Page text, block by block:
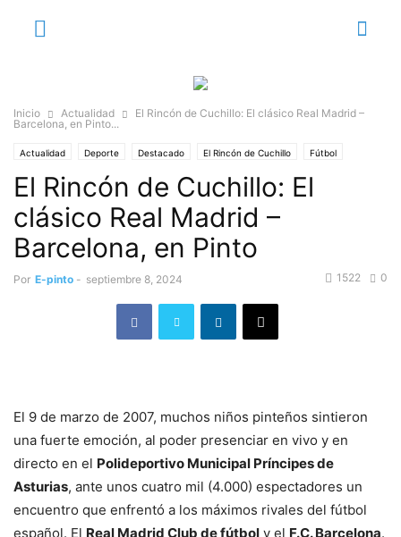
Inicio Actualidad
El Rincón de Cuchillo: El clásico Real Madrid –
Barcelona, en Pinto...
Actualidad Deporte Destacado El Rincón de Cuchillo Fútbol
Fútbol sala
El Rincón de Cuchillo: El
clásico Real Madrid –
Barcelona, en Pinto
Por E-pinto - septiembre 8, 2024 0
1522
El 9 de marzo de 2007, muchos niños pinteños sintieron
una fuerte emoción, al poder presenciar en vivo y en
directo en el Polideportivo Municipal Príncipes de
Asturias, ante unos cuatro mil (4.000) espectadores un
encuentro que enfrentó a los máximos rivales del fútbol
español. El Real Madrid Club de fútbol y el F.C. Barcelona.